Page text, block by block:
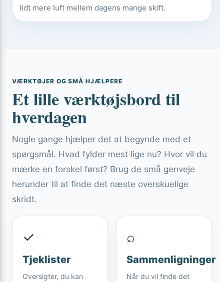
lidt mere luft mellem dagens mange skift.
VÆRKTØJER OG SMÅ HJÆLPERE
Et lille værktøjsbord til
hverdagen
Nogle gange hjælper det at begynde med et
spørgsmål. Hvad fylder mest lige nu? Hvor vil du
mærke en forskel først? Brug de små genveje
herunder til at finde det næste overskuelige
skridt.
✓
Tjeklister
Oversigter, du kan
⌕
Sammenligninger
Når du vil finde det